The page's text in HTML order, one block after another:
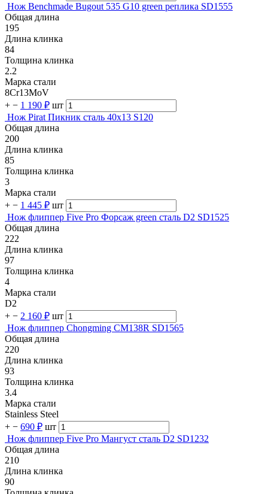
Нож Benchmade Bugout 535 G10 green реплика SD1555
Общая длина
195
Длина клинка
84
Толщина клинка
2.2
Марка стали
8Cr13MoV
+ − 1 190 ₽ шт
Нож Pirat Пикник сталь 40х13 S120
Общая длина
200
Длина клинка
85
Толщина клинка
3
Марка стали
+ − 1 445 ₽ шт
Нож флиппер Five Pro Форсаж green сталь D2 SD1525
Общая длина
222
Длина клинка
97
Толщина клинка
4
Марка стали
D2
+ − 2 160 ₽ шт
Нож флиппер Chongming CM138R SD1565
Общая длина
220
Длина клинка
93
Толщина клинка
3.4
Марка стали
Stainless Steel
+ − 690 ₽ шт
Нож флиппер Five Pro Мангуст сталь D2 SD1232
Общая длина
210
Длина клинка
90